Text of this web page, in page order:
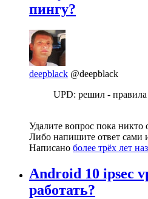
пингу?
deepblack @deepblack
UPD: решил - правила
Удалите вопрос пока никто
Либо напишите ответ сами
Написано более трёх лет
Android 10 ipsec
работать?